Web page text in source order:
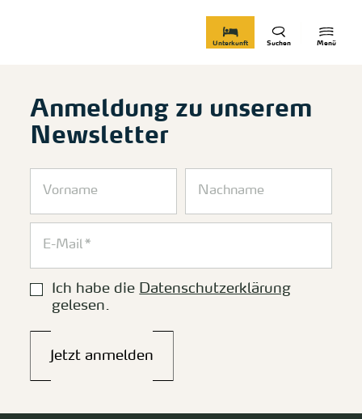
Menü
Suchen
Unterkunft
Anmeldung zu unserem
Newsletter
Ich habe die Datenschutzerklärung
gelesen.
Jetzt anmelden